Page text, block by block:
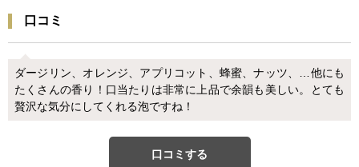
口コミ
ダージリン、オレンジ、アプリコット、蜂蜜、ナッツ、…他にも
たくさんの香り！口当たりは非常に上品で余韻も美しい。とても
贅沢な気分にしてくれる泡ですね！
口コミする